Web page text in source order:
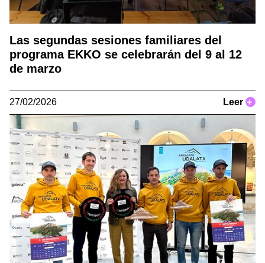
Las segundas sesiones familiares del
programa EKKO se celebrarán del 9 al 12
de marzo
27/02/2026 Leer +